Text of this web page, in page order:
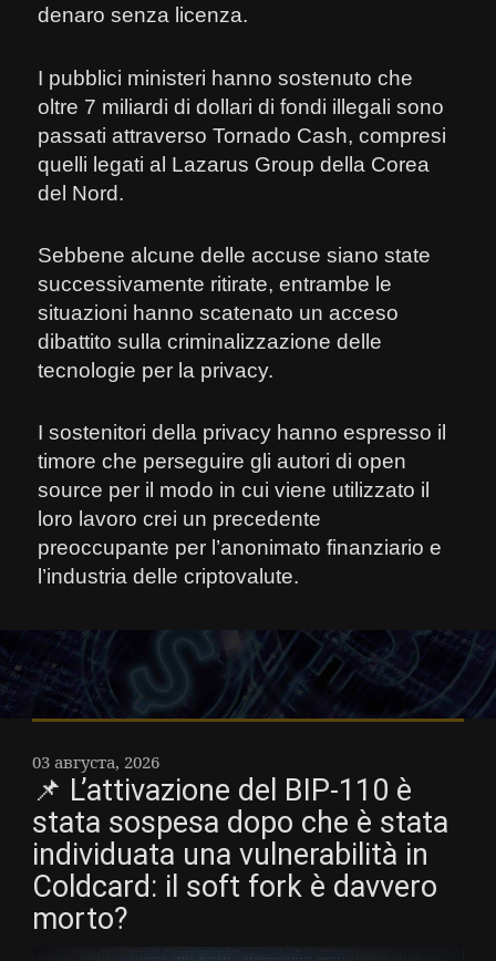
denaro senza licenza.
I pubblici ministeri hanno sostenuto che
oltre 7 miliardi di dollari di fondi illegali sono
passati attraverso Tornado Cash, compresi
quelli legati al Lazarus Group della Corea
del Nord.
Sebbene alcune delle accuse siano state
successivamente ritirate, entrambe le
situazioni hanno scatenato un acceso
dibattito sulla criminalizzazione delle
tecnologie per la privacy.
I sostenitori della privacy hanno espresso il
timore che perseguire gli autori di open
source per il modo in cui viene utilizzato il
loro lavoro crei un precedente
preoccupante per l’anonimato finanziario e
l’industria delle criptovalute.
03 августа, 2026
📌 L’attivazione del BIP-110 è
stata sospesa dopo che è stata
individuata una vulnerabilità in
Coldcard: il soft fork è davvero
morto?